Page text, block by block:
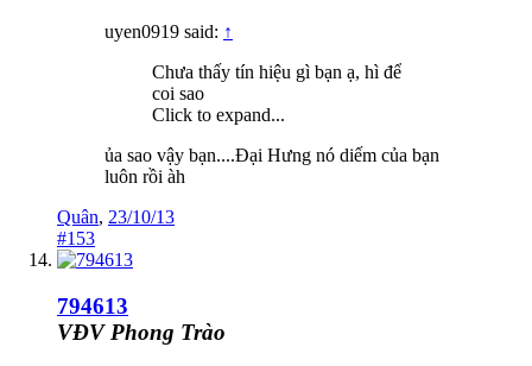
uyen0919 said: ↑
Chưa thấy tín hiệu gì bạn ạ, hì để
coi sao
Click to expand...
ủa sao vậy bạn....Đại Hưng nó diếm của bạn
luôn rồi àh
Quân, 23/10/13
#153
794613
VĐV Phong Trào